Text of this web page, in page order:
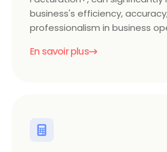
business's efficiency,
professionalism in business
En savoir plus